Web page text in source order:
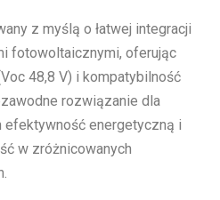
z myślą o łatwej integracji
fotowoltaicznymi, oferując
48,8 V) i kompatybilność
rozwiązanie dla
energetyczną i
w zróżnicowanych